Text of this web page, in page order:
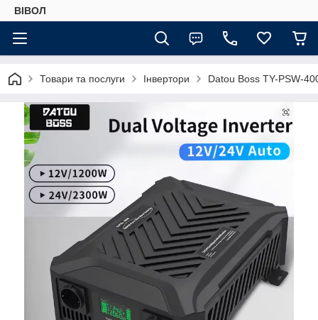
ВІВОЛ
Товари та послуги Інвертори Datou Boss TY-PSW-